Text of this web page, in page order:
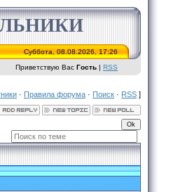
Суббота, 08.08.2026, 17:26
Приветствую Вас Гость | RSS
· Правила форума · Поиск · RSS ]